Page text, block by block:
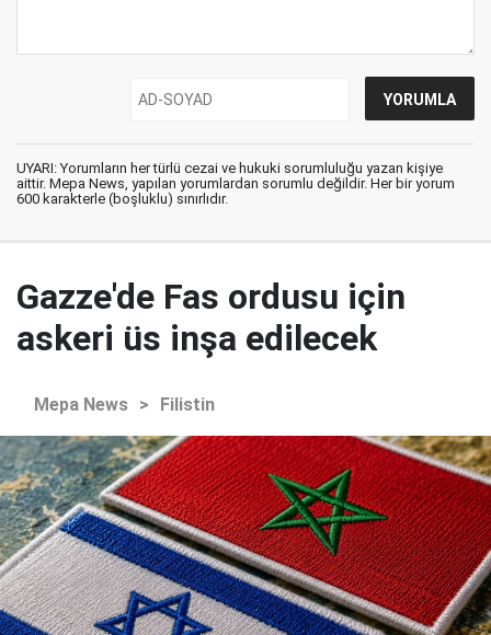
UYARI: Yorumların her türlü cezai ve hukuki sorumluluğu yazan kişiye
aittir. Mepa News, yapılan yorumlardan sorumlu değildir. Her bir yorum
600 karakterle (boşluklu) sınırlıdır.
Gazze'de Fas ordusu için
askeri üs inşa edilecek
Mepa News > Filistin